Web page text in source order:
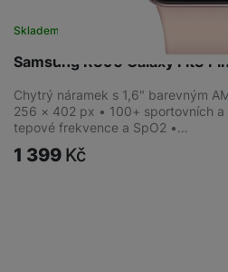
Samsung R390 Galaxy Fit3
Skladem na prodejně na 4 prodejnách
Chytrý náramek s 1,6" barevným
256 × 402 px • 100+ sportovních a
tepové frekvence a SpO2 •…
1 399 Kč